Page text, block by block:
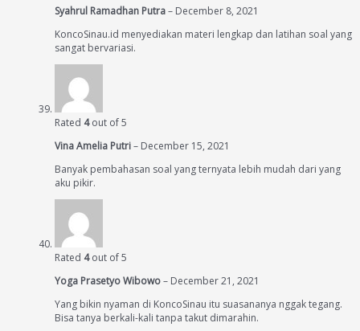
Syahrul Ramadhan Putra– December 8, 2021
KoncoSinau.id menyediakan materi lengkap dan latihan soal yang
sangat bervariasi.
Rated 4out of 5
Vina Amelia Putri– December 15, 2021
Banyak pembahasan soal yang ternyata lebih mudah dari yang
aku pikir.
Rated 4out of 5
Yoga Prasetyo Wibowo– December 21, 2021
Yang bikin nyaman di KoncoSinau itu suasananya nggak tegang.
Bisa tanya berkali-kali tanpa takut dimarahin.